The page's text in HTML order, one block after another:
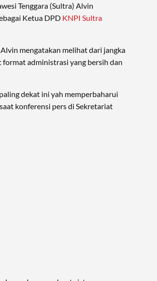
Tenggara (Sultra) Alvin
Ketua DPD KNPI Sultra
mengatakan melihat dari jangka
administrasi yang bersih dan
dekat ini yah memperbaharui
konferensi pers di Sekretariat